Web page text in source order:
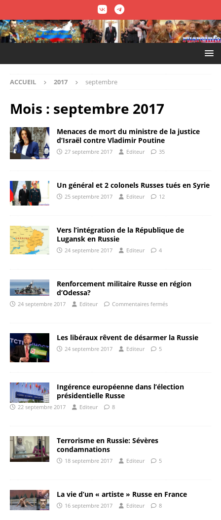
ACCUEIL 2017 septembre
Mois : septembre 2017
Menaces de mort du ministre de la justice
d’Israël contre Vladimir Poutine
27 septembre 2017 Editeur 35
Un général et 2 colonels Russes tués en Syrie
25 septembre 2017 Editeur 12
Vers l’intégration de la République de
Lugansk en Russie
24 septembre 2017 Editeur 4
Renforcement militaire Russe en région
d’Odessa?
24 septembre 2017 Editeur Commentaires fermés
Les libéraux rêvent de désarmer la Russie
24 septembre 2017 Editeur 5
Ingérence européenne dans l’élection
présidentielle Russe
22 septembre 2017 Editeur 8
Terrorisme en Russie: Sévères
condamnations
18 septembre 2017 Editeur 5
La vie d’un « artiste » Russe en France
16 septembre 2017 Editeur 8